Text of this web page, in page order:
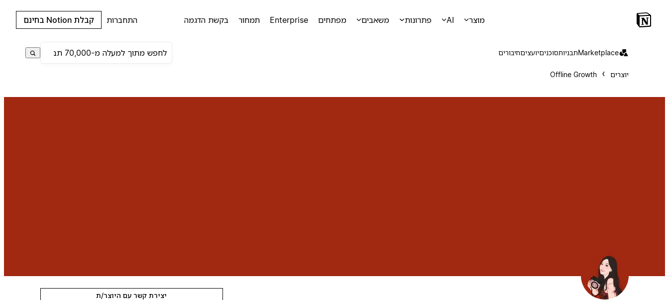
מוצר AI פתרונות משאבים מפתחים Enterprise תמחור בקשת הדגמה התחברות קבלת Notion בחינם
Marketplaceתבניותסוכניםיועציםחיבורים
יוצרים Offline Growth
יצירת קשר עם היוצר/ת